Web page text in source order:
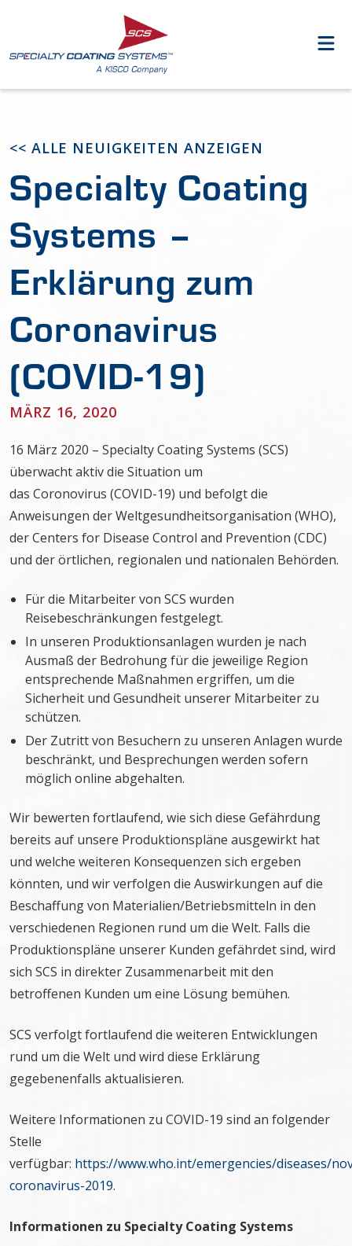
<< ALLE NEUIGKEITEN ANZEIGEN
Specialty Coating
Systems –
Erklärung zum
Coronavirus
(COVID-19)
MÄRZ 16, 2020
16 März 2020 – Specialty Coating Systems (SCS)
überwacht aktiv die Situation um
das Coronovirus (COVID-19) und befolgt die
Anweisungen der Weltgesundheitsorganisation (WHO),
der Centers for Disease Control and Prevention (CDC)
und der örtlichen, regionalen und nationalen Behörden.
Für die Mitarbeiter von SCS wurden
Reisebeschränkungen festgelegt.
In unseren Produktionsanlagen wurden je nach
Ausmaß der Bedrohung für die jeweilige Region
entsprechende Maßnahmen ergriffen, um die
Sicherheit und Gesundheit unserer Mitarbeiter zu
schützen.
Der Zutritt von Besuchern zu unseren Anlagen wurde
beschränkt, und Besprechungen werden sofern
möglich online abgehalten.
Wir bewerten fortlaufend, wie sich diese Gefährdung
bereits auf unsere Produktionspläne ausgewirkt hat
und welche weiteren Konsequenzen sich ergeben
könnten, und wir verfolgen die Auswirkungen auf die
Beschaffung von Materialien/Betriebsmitteln in den
verschiedenen Regionen rund um die Welt. Falls die
Produktionspläne unserer Kunden gefährdet sind, wird
sich SCS in direkter Zusammenarbeit mit den
betroffenen Kunden um eine Lösung bemühen.
SCS verfolgt fortlaufend die weiteren Entwicklungen
rund um die Welt und wird diese Erklärung
gegebenenfalls aktualisieren.
Weitere Informationen zu COVID-19 sind an folgender
Stelle
verfügbar: https://www.who.int/emergencies/diseases/
coronavirus-2019.
Informationen zu Specialty Coating Systems